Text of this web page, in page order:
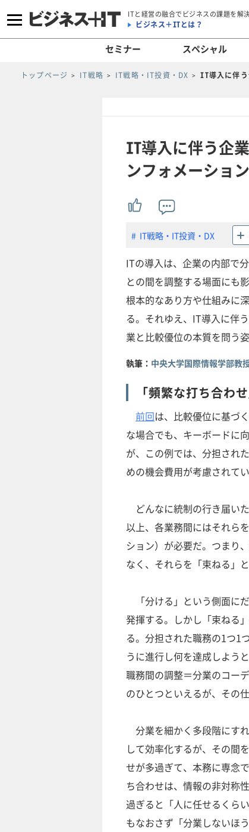
ITと経営の融合でビジネスの課題を解
ビジネス＋ITとは？
セミナー スペシャル
トップページ IT戦略 IT戦略・IT投資・DX IT導入に伴う
IT導入に伴う企
ンフォメーショ
IT戦略・IT投資・DX
ITの導入は、企業の内部で
との間を調整する場面にも
根本的なあり方や仕組みに
る。それゆえ、IT導入に伴
業と比較優位の本質を問う
執筆： 中央大学国際情報学部教
「頻繁な打ち合わ
前回は、比較優位に基づ
な場合でも、キーボードに
が、この例では、分担され
めの機会費用が考慮されてい
どんなに統制の行き届い
以上、各業務間にはそれら
ション）が必要だ。つまり
なく、それらを「束ねる」
「分ける」という側面に
発揮する。しかし「束ねる
る。分担された職務の1つ1
うに進行し何を達成しよう
職務間の調整＝分業のコー
のひとつといえるが、その
分業を細かく多段階にす
して効率化するが、その間
せが多過ぎて、本務に専念
ち合わせは、情報の非対称
過ぎると「人に任せるくら
もなおさず「分業しないほ